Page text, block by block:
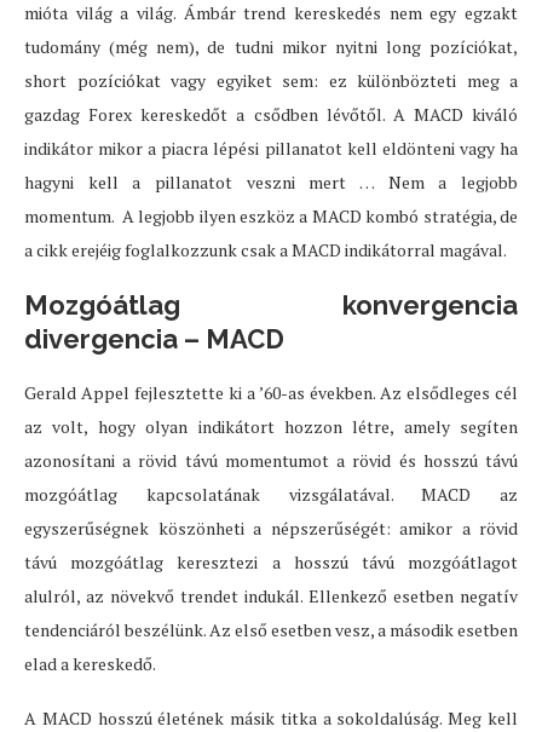
mióta világ a világ. Ámbár trend kereskedés nem egy egzakt
tudomány (még nem), de tudni mikor nyitni long pozíciókat,
short pozíciókat vagy egyiket sem: ez különbözteti meg a
gazdag Forex kereskedőt a csődben lévőtől. A MACD kiváló
indikátor mikor a piacra lépési pillanatot kell eldönteni vagy ha
hagyni kell a pillanatot veszni mert … Nem a legjobb
momentum. A legjobb ilyen eszköz a MACD kombó stratégia, de
a cikk erejéig foglalkozzunk csak a MACD indikátorral magával.
Mozgóátlag konvergencia
divergencia – MACD
Gerald Appel fejlesztette ki a ’60-as években. Az elsődleges cél
az volt, hogy olyan indikátort hozzon létre, amely segíten
azonosítani a rövid távú momentumot a rövid és hosszú távú
mozgóátlag kapcsolatának vizsgálatával. MACD az
egyszerűségnek köszönheti a népszerűségét: amikor a rövid
távú mozgóátlag keresztezi a hosszú távú mozgóátlagot
alulról, az növekvő trendet indukál. Ellenkező esetben negatív
tendenciáról beszélünk. Az első esetben vesz, a második esetben
elad a kereskedő.
A MACD hosszú életének másik titka a sokoldalúság. Meg kell